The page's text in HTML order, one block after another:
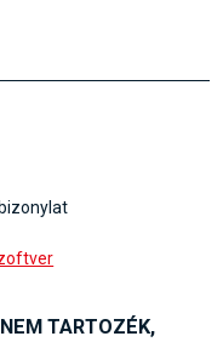
TARTOZÉK,